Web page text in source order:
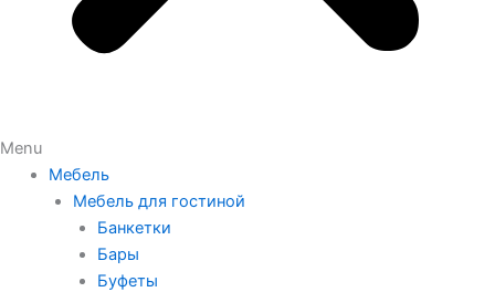
Menu
Мебель
Мебель для гостиной
Банкетки
Бары
Буфеты